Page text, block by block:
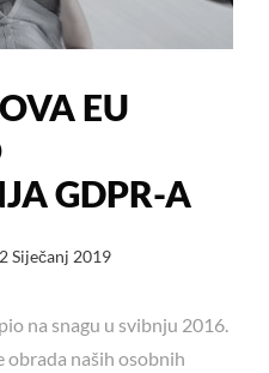
EU
GDPR-A
Siječanj 2019
na snagu u svibnju 2016.
obrada naših osobnih